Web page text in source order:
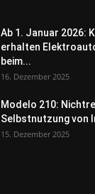
Ab 1. Januar 2026:
erhalten
beim...
16. Dezember 2025
Modelo 210:
Selbstnutzung von
15. Dezember 2025